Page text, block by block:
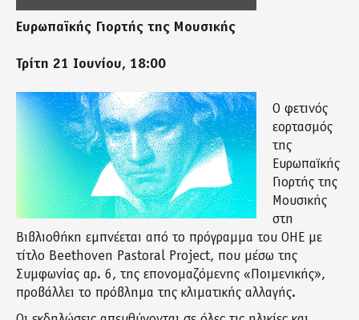
Ευρωπαϊκής Γιορτής της Μουσικής
Τρίτη 21 Ιουνίου, 18:00
Ο φετινός
εορτασμός
της
Ευρωπαϊκής
Γιορτής της
Μουσικής
στη
Βιβλιοθήκη εμπνέεται από το πρόγραμμα του ΟΗΕ με
τίτλο Beethoven Pastoral Project, που μέσω της
Συμφωνίας αρ. 6, της επονομαζόμενης «Ποιμενικής»,
προβάλλει το πρόβλημα της κλιματικής αλλαγής.